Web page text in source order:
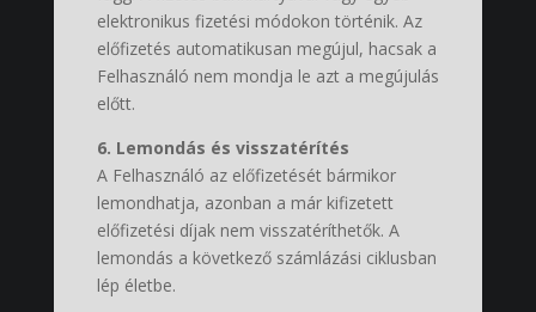
elektronikus fizetési módokon történik. Az
előfizetés automatikusan megújul, hacsak a
Felhasználó nem mondja le azt a megújulás
előtt.
6. Lemondás és visszatérítés
A Felhasználó az előfizetését bármikor
lemondhatja, azonban a már kifizetett
előfizetési díjak nem visszatéríthetők. A
lemondás a következő számlázási ciklusban
lép életbe.